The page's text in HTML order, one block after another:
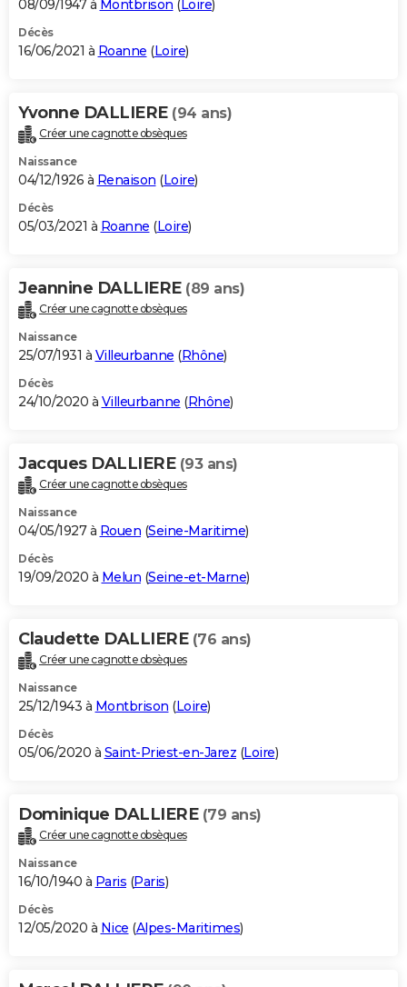
08/09/1947 à Montbrison ( Loire)
Décès
16/06/2021 à Roanne (Loire)
Yvonne DALLIERE (94 ans)
Créer une cagnotte obsèques
Naissance
04/12/1926 à Renaison (Loire)
Décès
05/03/2021 à Roanne (Loire)
Jeannine DALLIERE (89 ans)
Créer une cagnotte obsèques
Naissance
25/07/1931 à Villeurbanne (Rhône)
Décès
24/10/2020 à Villeurbanne (Rhône)
Jacques DALLIERE (93 ans)
Créer une cagnotte obsèques
Naissance
04/05/1927 à Rouen (Seine-Maritime)
Décès
19/09/2020 à Melun (Seine-et-Marne)
Claudette DALLIERE (76 ans)
Créer une cagnotte obsèques
Naissance
25/12/1943 à Montbrison (Loire)
Décès
05/06/2020 à Saint-Priest-en-Jarez (Loire)
Dominique DALLIERE (79 ans)
Créer une cagnotte obsèques
Naissance
16/10/1940 à Paris (Paris)
Décès
12/05/2020 à Nice (Alpes-Maritimes)